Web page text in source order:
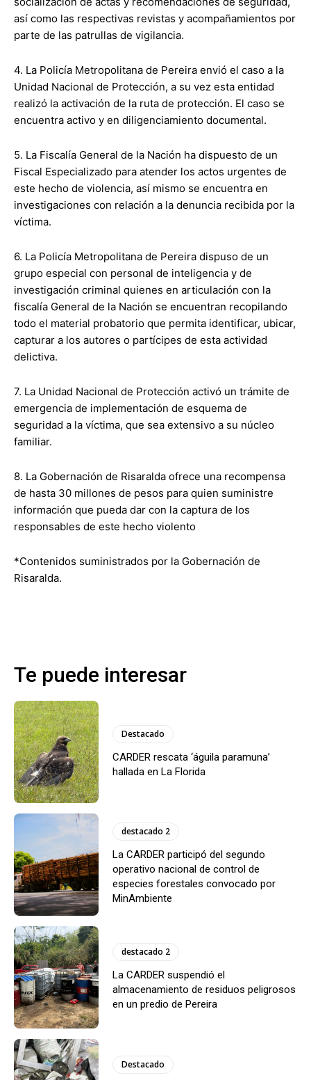
así como las respectivas revistas y acompañamientos por
parte de las patrullas de vigilancia.
4. La Policía Metropolitana de Pereira envió el caso a la
Unidad Nacional de Protección, a su vez esta entidad
realizó la activación de la ruta de protección. El caso se
encuentra activo y en diligenciamiento documental.
5. La Fiscalía General de la Nación ha dispuesto de un
Fiscal Especializado para atender los actos urgentes de
este hecho de violencia, así mismo se encuentra en
investigaciones con relación a la denuncia recibida por la
víctima.
6. La Policía Metropolitana de Pereira dispuso de un
grupo especial con personal de inteligencia y de
investigación criminal quienes en articulación con la
fiscalía General de la Nación se encuentran recopilando
todo el material probatorio que permita identificar, ubicar,
capturar a los autores o partícipes de esta actividad
delictiva.
7. La Unidad Nacional de Protección activó un trámite de
emergencia de implementación de esquema de
seguridad a la víctima, que sea extensivo a su núcleo
familiar.
8. La Gobernación de Risaralda ofrece una recompensa
de hasta 30 millones de pesos para quien suministre
información que pueda dar con la captura de los
responsables de este hecho violento
*Contenidos suministrados por la Gobernación de
Risaralda.
Te puede interesar
Destacado
CARDER rescata ‘águila paramuna’
hallada en La Florida
destacado 2
La CARDER participó del segundo
operativo nacional de control de
especies forestales convocado por
MinAmbiente
destacado 2
La CARDER suspendió el
almacenamiento de residuos peligrosos
en un predio de Pereira
Destacado